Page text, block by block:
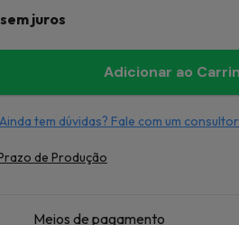
sem juros
Ainda tem dúvidas? Fale com um consultor
de Produção
Meios de pagamento